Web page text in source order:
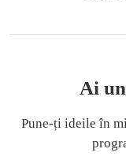
Ai
Pune-ți ideile în